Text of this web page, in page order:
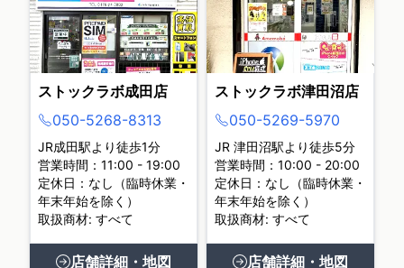
ストックラボ成田店
050-5268-8313
JR成田駅より徒歩1分
営業時間：11:00 - 19:00
定休日：なし（臨時休業・
年末年始を除く）
取扱商材: すべて
店舗詳細・地図
ストックラボ津田沼店
050-5269-5970
JR 津田沼駅より徒歩5分
営業時間：10:00 - 20:00
定休日：なし（臨時休業・
年末年始を除く）
取扱商材: すべて
店舗詳細・地図